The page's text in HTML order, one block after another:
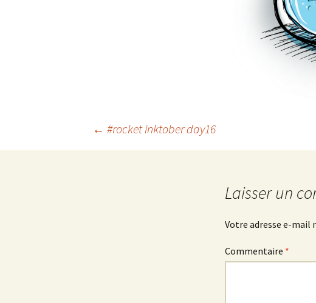
des
← #rocket inktober day16
Laisser un
Votre adresse e-mail
Commentaire *